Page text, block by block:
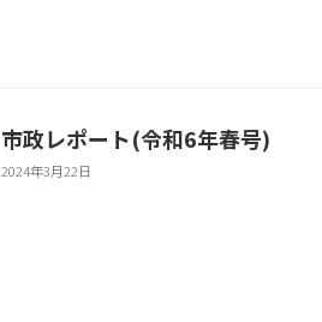
市政レポート(令和6年春号)
2024年3月22日